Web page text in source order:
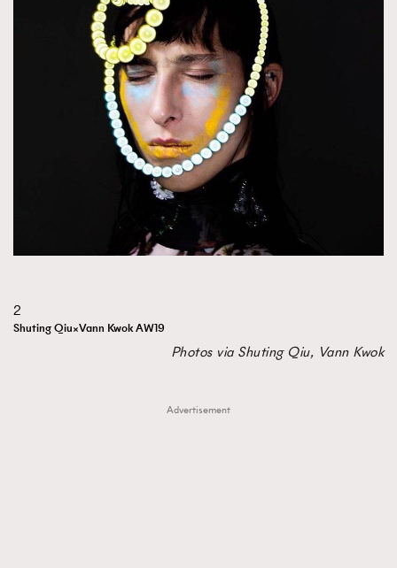
2
Shuting Qiu×Vann Kwok AW19
Photos via Shuting Qiu, Vann Kwok
Advertisement